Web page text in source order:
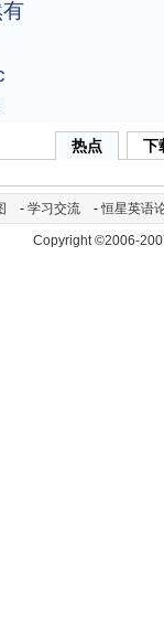
热点 下
- 学习交流 -恒星英语
Copyright ©2006-